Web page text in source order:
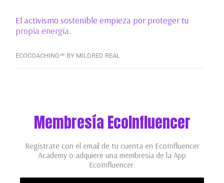
El activismo sostenible empieza por proteger tu
propia energía.
ECOCOACHING℠ BY MILDRED REAL
Membresía EcoInfluencer
Regístrate con el email de tu cuenta en EcoInfluencer
Academy o adquiere una membresía de la App
EcoInfluencer.